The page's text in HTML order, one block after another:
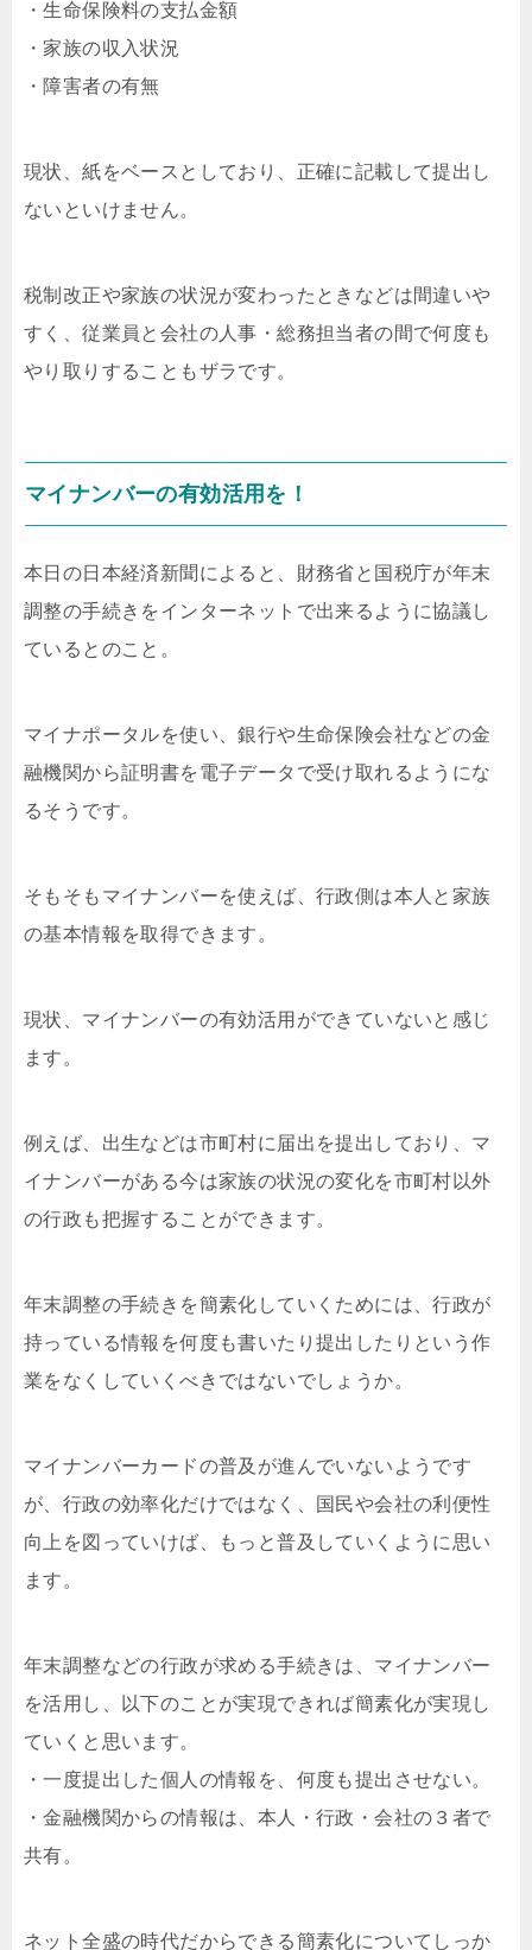
・生命保険料の支払金額
・家族の収入状況
・障害者の有無
現状、紙をベースとしており、正確に記載して提出し
ないといけません。
税制改正や家族の状況が変わったときなどは間違いや
すく、従業員と会社の人事・総務担当者の間で何度も
やり取りすることもザラです。
マイナンバーの有効活用を！
本日の日本経済新聞によると、財務省と国税庁が年末
調整の手続きをインターネットで出来るように協議し
ているとのこと。
マイナポータルを使い、銀行や生命保険会社などの金
融機関から証明書を電子データで受け取れるようにな
るそうです。
そもそもマイナンバーを使えば、行政側は本人と家族
の基本情報を取得できます。
現状、マイナンバーの有効活用ができていないと感じ
ます。
例えば、出生などは市町村に届出を提出しており、マ
イナンバーがある今は家族の状況の変化を市町村以外
の行政も把握することができます。
年末調整の手続きを簡素化していくためには、行政が
持っている情報を何度も書いたり提出したりという作
業をなくしていくべきではないでしょうか。
マイナンバーカードの普及が進んでいないようです
が、行政の効率化だけではなく、国民や会社の利便性
向上を図っていけば、もっと普及していくように思い
ます。
年末調整などの行政が求める手続きは、マイナンバー
を活用し、以下のことが実現できれば簡素化が実現し
ていくと思います。
・一度提出した個人の情報を、何度も提出させない。
・金融機関からの情報は、本人・行政・会社の３者で
共有。
ネット全盛の時代だからできる簡素化についてしっか